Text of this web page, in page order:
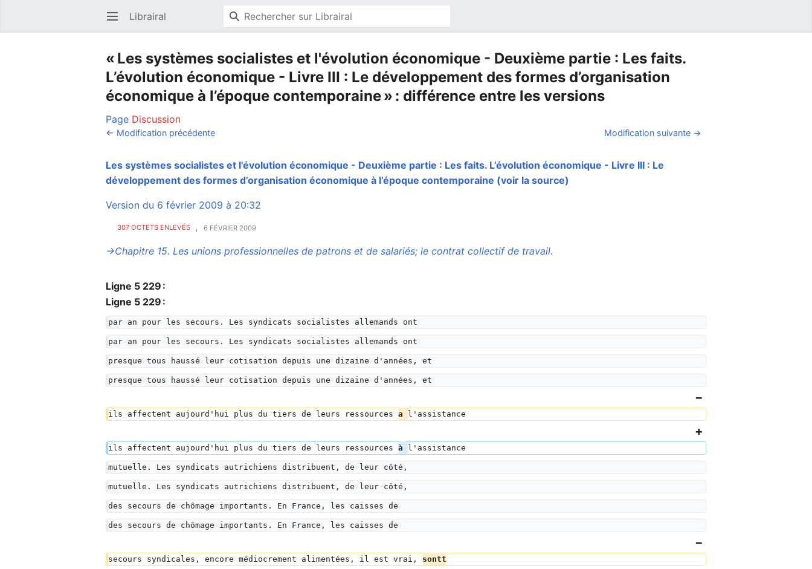
Ouvrir le menu principal Librairal
« Les systèmes socialistes et l'évolution économique - Deuxième partie : Les faits.
L’évolution économique - Livre III : Le développement des formes d’organisation
économique à l’époque contemporaine » : différence entre les versions
Page Discussion
← Modification précédente Modification suivante →
Les systèmes socialistes et l'évolution économique - Deuxième partie : Les faits. L’évolution économique - Livre III : Le
développement des formes d’organisation économique à l’époque contemporaine (voir la source)
Version du 6 février 2009 à 20:32
307 OCTETS ENLEVÉS ,6 FÉVRIER 2009
→‎Chapitre 15. Les unions professionnelles de patrons et de salariés; le contrat collectif de travail.
Ligne 5 229 :
Ligne 5 229 :
par an pour les secours. Les syndicats socialistes allemands ont
par an pour les secours. Les syndicats socialistes allemands ont
presque tous haussé leur cotisation depuis une dizaine d'années, et
presque tous haussé leur cotisation depuis une dizaine d'années, et
ils affectent aujourd'hui plus du tiers de leurs ressources a l'assistance
ils affectent aujourd'hui plus du tiers de leurs ressources à l'assistance
mutuelle. Les syndicats autrichiens distribuent, de leur côté,
mutuelle. Les syndicats autrichiens distribuent, de leur côté,
des secours de chômage importants. En France, les caisses de
des secours de chômage importants. En France, les caisses de
secours syndicales, encore médiocrement alimentées, il est vrai, sontt